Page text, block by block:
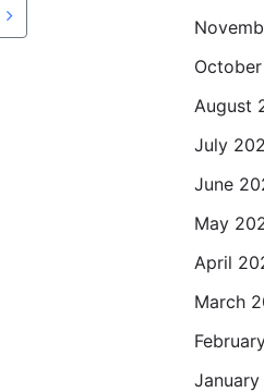
August
July
June
May
April
March